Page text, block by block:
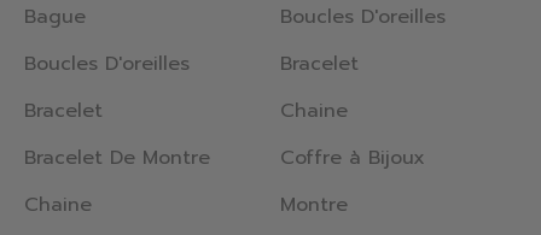
Bague
Boucles D'oreilles
Bracelet
Bracelet De Montre
Chaine
Boucles D'oreilles
Bracelet
Chaine
Coffre à Bijoux
Montre